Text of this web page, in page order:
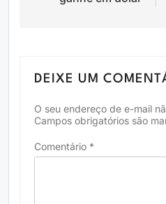
DEIXE UM
O seu endereço de e-mail
Campos obrigatórios são
Comentário *